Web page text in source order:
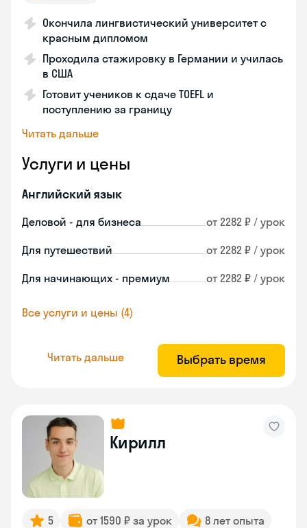
Окончила лингвистический университет с
красным дипломом
Проходила стажировку в Германии и училась
в США
Готовит учеников к сдаче TOEFL и
поступлению за границу
Читать дальше
Услуги и цены
Английский язык
Деловой - для бизнеса от 2282 ₽ / урок
Для путешествий от 2282 ₽ / урок
Для начинающих - премиум от 2282 ₽ / урок
Все услуги и цены (4)
Читать дальше Выбрать время
Кирилл
5 от 1590 ₽ за урок
8 лет опыта